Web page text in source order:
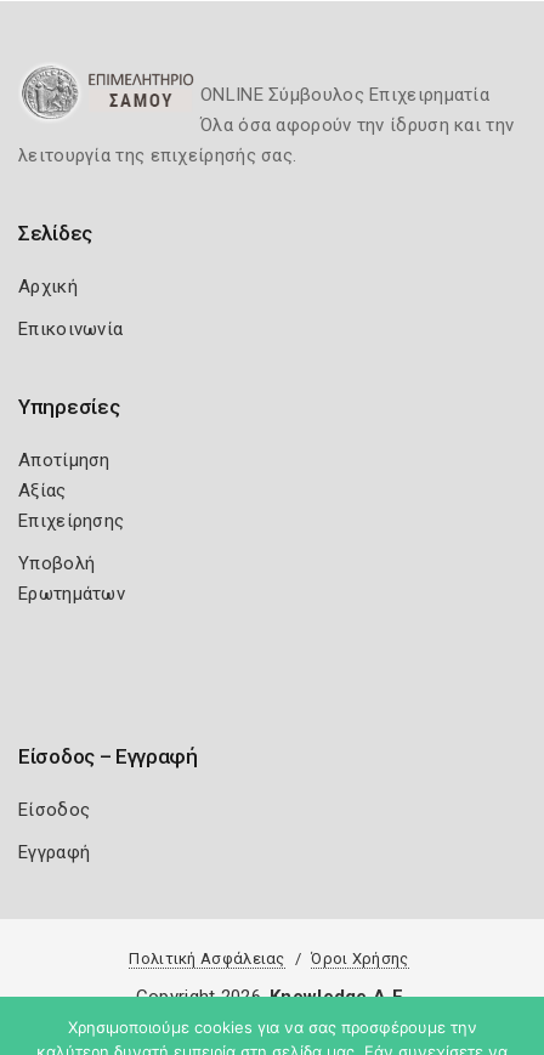
ONLINE Σύμβουλος Επιχειρηματία
Όλα όσα αφορούν την ίδρυση και την
λειτουργία της επιχείρησής σας.
Σελίδες
Αρχική
Επικοινωνία
Υπηρεσίες
Αποτίμηση
Αξίας
Επιχείρησης
Υποβολή
Ερωτημάτων
Είσοδος – Εγγραφή
Είσοδος
Εγγραφή
Πολιτική Ασφάλειας Όροι Χρήσης
Copyright 2026 Knowledge A.E.
Χρησιμοποιούμε cookies για να σας προσφέρουμε την